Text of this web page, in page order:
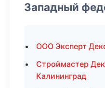
Западный
ООО Эксперт
Строймастер
Калининград